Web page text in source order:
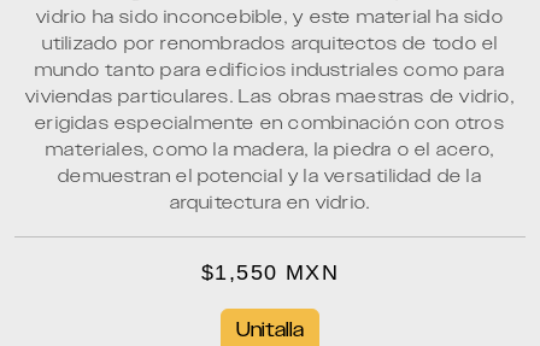
vidrio ha sido inconcebible, y este material ha sido
utilizado por renombrados arquitectos de todo el
mundo tanto para edificios industriales como para
viviendas particulares. Las obras maestras de vidrio,
erigidas especialmente en combinación con otros
materiales, como la madera, la piedra o el acero,
demuestran el potencial y la versatilidad de la
arquitectura en vidrio.
$1,550 MXN
Unitalla